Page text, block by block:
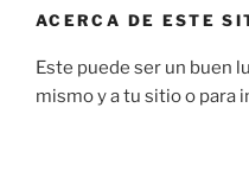
ACERCA DE ESTE
Este puede ser un buen
mismo y a tu sitio o para